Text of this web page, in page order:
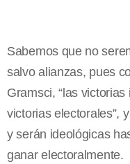
Sabemos que no
salvo alianzas, pues
Gramsci, “las
victorias electorales”,
y serán ideológicas
ganar electoralmente.